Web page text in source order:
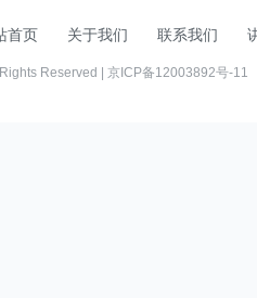
首页 关于我们 联系我们
Reserved | 京ICP备12003892号-11